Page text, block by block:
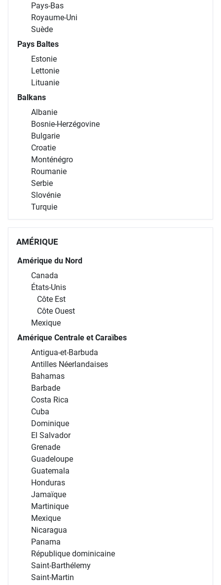
Pays-Bas
Royaume-Uni
Suède
Pays Baltes
Estonie
Lettonie
Lituanie
Balkans
Albanie
Bosnie-Herzégovine
Bulgarie
Croatie
Monténégro
Roumanie
Serbie
Slovénie
Turquie
AMÉRIQUE
Amérique du Nord
Canada
États-Unis
Côte Est
Côte Ouest
Mexique
Amérique Centrale et Caraïbes
Antigua-et-Barbuda
Antilles Néerlandaises
Bahamas
Barbade
Costa Rica
Cuba
Dominique
El Salvador
Grenade
Guadeloupe
Guatemala
Honduras
Jamaïque
Martinique
Mexique
Nicaragua
Panama
République dominicaine
Saint-Barthélemy
Saint-Martin